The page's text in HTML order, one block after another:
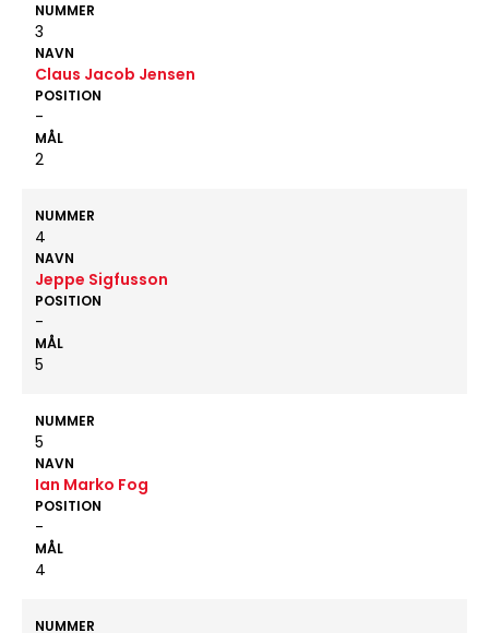
NUMMER
3
NAVN
Claus Jacob Jensen
POSITION
-
MÅL
2
NUMMER
4
NAVN
Jeppe Sigfusson
POSITION
-
MÅL
5
NUMMER
5
NAVN
Ian Marko Fog
POSITION
-
MÅL
4
NUMMER